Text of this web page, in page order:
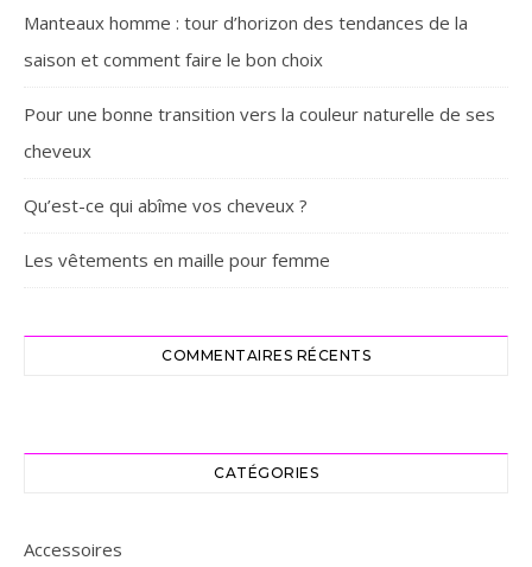
Manteaux homme : tour d’horizon des tendances de la
saison et comment faire le bon choix
Pour une bonne transition vers la couleur naturelle de ses
cheveux
Qu’est-ce qui abîme vos cheveux ?
Les vêtements en maille pour femme
COMMENTAIRES RÉCENTS
CATÉGORIES
Accessoires